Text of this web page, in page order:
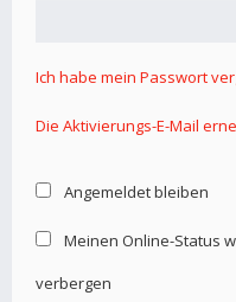
Ich habe mein Passwort
Die Aktivierungs-E-Mail
Angemeldet bleiben
Meinen Online-Status
verbergen